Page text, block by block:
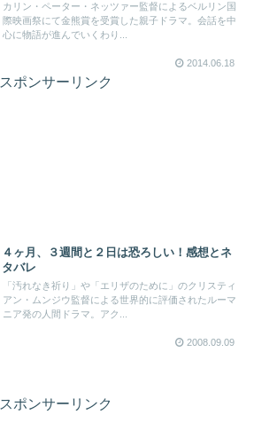
カリン・ペーター・ネッツァー監督によるベルリン国
際映画祭にて金熊賞を受賞した親子ドラマ。会話を中
心に物語が進んでいくわり...
2014.06.18
スポンサーリンク
４ヶ月、３週間と２日は恐ろしい！感想とネ
タバレ
「汚れなき祈り」や「エリザのために」のクリスティ
アン・ムンジウ監督による世界的に評価されたルーマ
ニア発の人間ドラマ。アク...
2008.09.09
スポンサーリンク